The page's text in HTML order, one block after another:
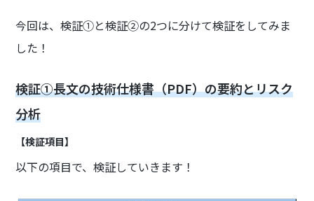
今回は、検証①と検証②の2つに分けて検証をしてみま
した！
検証①長文の技術仕様書（PDF）の要約とリスク
分析
【検証項目】
以下の項目で、検証していきます！